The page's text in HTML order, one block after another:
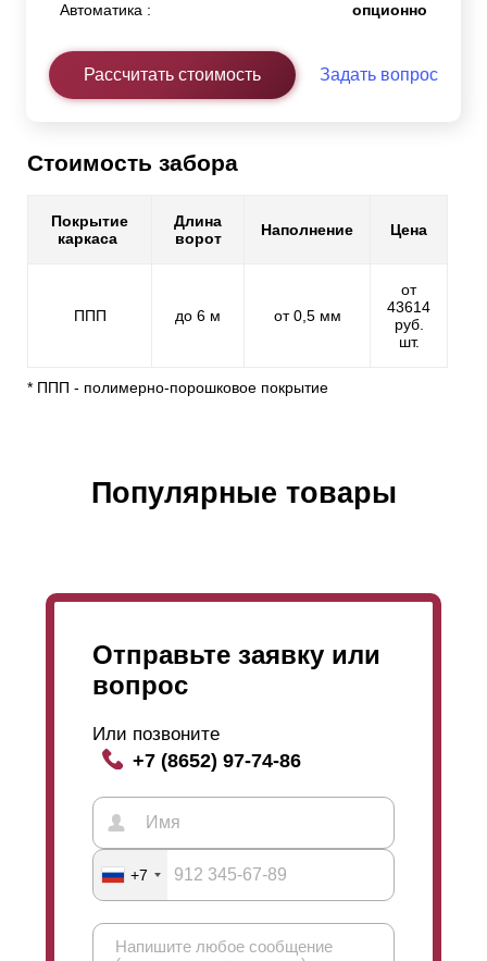
Автоматика : опционно
Рассчитать стоимость Задать вопрос
Стоимость забора
Покрытие
каркаса
Длина
ворот
Наполнение Цена
ППП до 6 м от 0,5 мм
от
43614
руб.
шт.
* ППП - полимерно-порошковое покрытие
Популярные товары
Отправьте заявку или
вопрос
Или позвоните
+7 (8652) 97-74-86
+7